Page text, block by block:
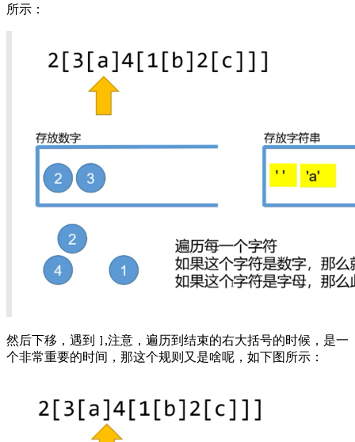
所示：
然后下移，遇到 ] ,注意，遍历到结束的右大括号的时候，是一
个非常重要的时间，那这个规则又是啥呢，如下图所示：